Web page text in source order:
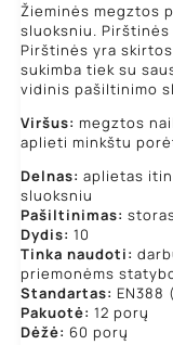
Žieminės megztos
sluoksniu.
Pirštinės yra
sukimba tiek su
vidinis pašiltinimo
Viršus: megztos
aplieti minkštu
Delnas: aplietas
sluoksniu
Pašiltinimas:
Dydis: 10
Tinka naudoti:
priemonėms
Standartas: EN388
Pakuotė: 12 porų
Dėžė: 60 porų